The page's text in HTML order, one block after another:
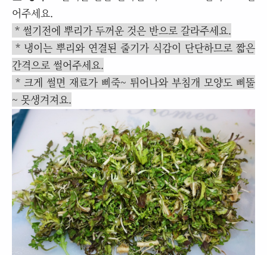
어주세요.
* 썰기전에 뿌리가 두꺼운 것은 반으로 갈라주세요.
* 냉이는 뿌리와 연결된 줄기가 식감이 단단하므로 짧은
간격으로 썰어주세요.
* 크게 썰면 재료가 삐죽~ 튀어나와 부침개 모양도 삐뚤
~ 못생겨져요.